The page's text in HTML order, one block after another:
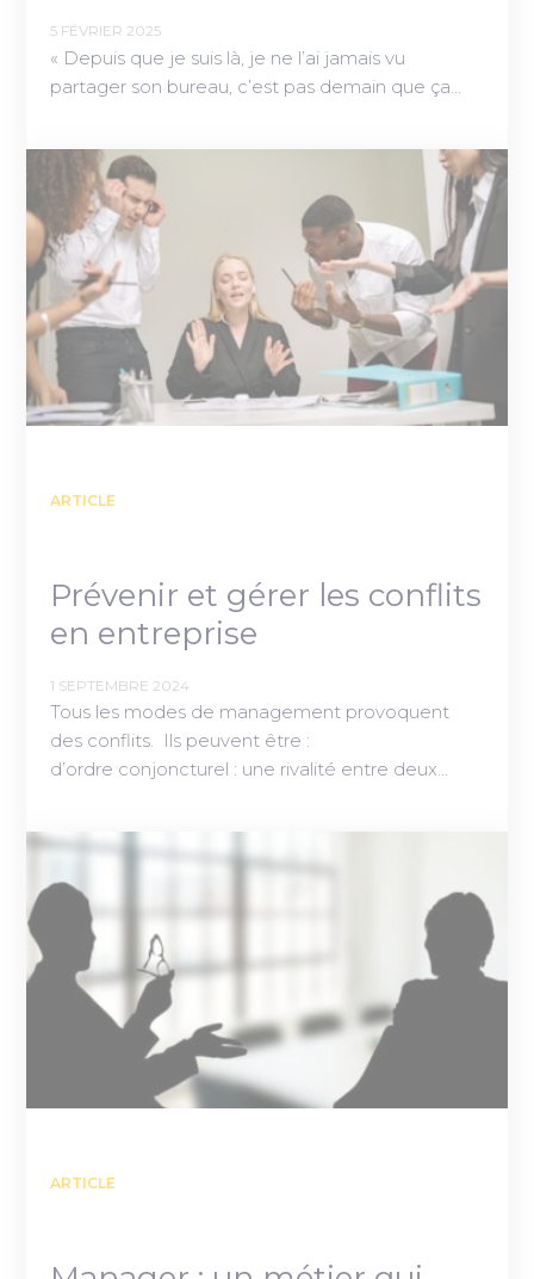
5 FÉVRIER 2025
« Depuis que je suis là, je ne l’ai jamais vu
partager son bureau, c’est pas demain que ça…
ARTICLE
Prévenir et gérer les conflits
en entreprise
1 SEPTEMBRE 2024
Tous les modes de management provoquent
des conflits. Ils peuvent être :
d’ordre conjoncturel : une rivalité entre deux…
ARTICLE